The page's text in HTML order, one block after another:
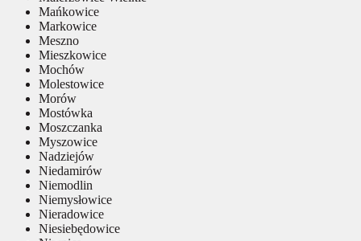
Mańkowice
Markowice
Meszno
Mieszkowice
Mochów
Molestowice
Morów
Mostówka
Moszczanka
Myszowice
Nadziejów
Niedamirów
Niemodlin
Niemysłowice
Nieradowice
Niesiebędowice